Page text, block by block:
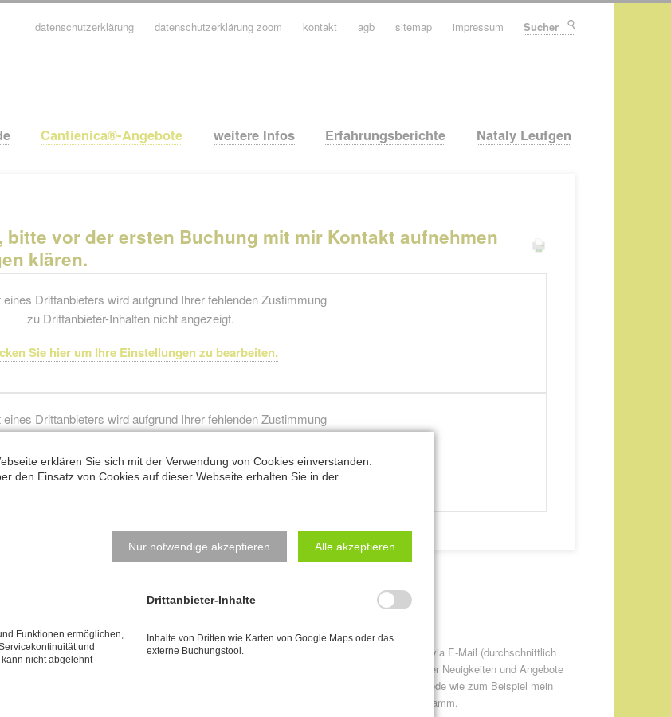
Cantienica®-Angebote weitere Infos Erfahrungsberichte Nataly Leufgen
datenschutzerklärung datenschutzerklärung zoom kontakt agb sitemap impressum
vor der ersten Buchung mit mir Kontakt aufnehmen
klären.
eines Drittanbieters wird aufgrund Ihrer fehlenden Zustimmung
zu Drittanbieter-Inhalten nicht angezeigt.
Sie hier um Ihre Einstellungen zu bearbeiten.
eines Drittanbieters wird aufgrund Ihrer fehlenden Zustimmung
Sie hier um Ihre Einstellungen zu bearbeiten.
Beckenbodentraining
Bitte informieren Sie mich via E-Mail (durchschnittlich
etwa einmal pro Monat) über Neuigkeiten und Angebote
zur CANTIENICA® - Methode wie zum Beispiel mein
jeweils aktuelles Kursprogramm.
erklären Sie sich mit der Verwendung von Cookies einverstanden.
den Einsatz von Cookies auf dieser Webseite erhalten Sie in der
Nur notwendige akzeptieren Alle akzeptieren
Funktionen ermöglichen,
und
nicht abgelehnt
Drittanbieter-Inhalte
Inhalte von Dritten wie Karten von Google Maps oder das
externe Buchungstool.